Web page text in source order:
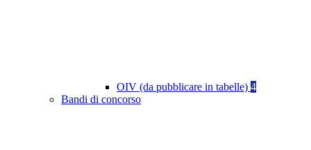
OIV (da pubblicare in tabelle) 4
Bandi di concorso